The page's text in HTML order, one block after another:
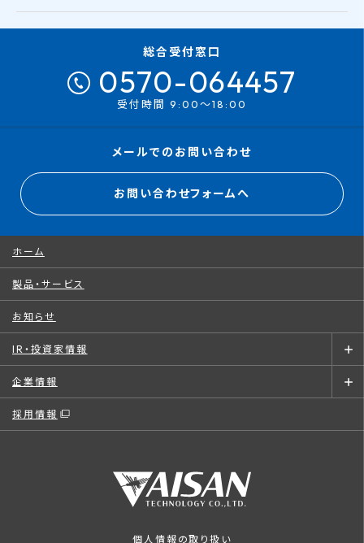
総合受付窓口
0570-064457
受付時間 9:00～18:00
メールでのお問い合わせ
お問い合わせフォームへ
ホーム
製品・サービス
お知らせ
IR・投資家情報
企業情報
採用情報
個人情報の取り扱い